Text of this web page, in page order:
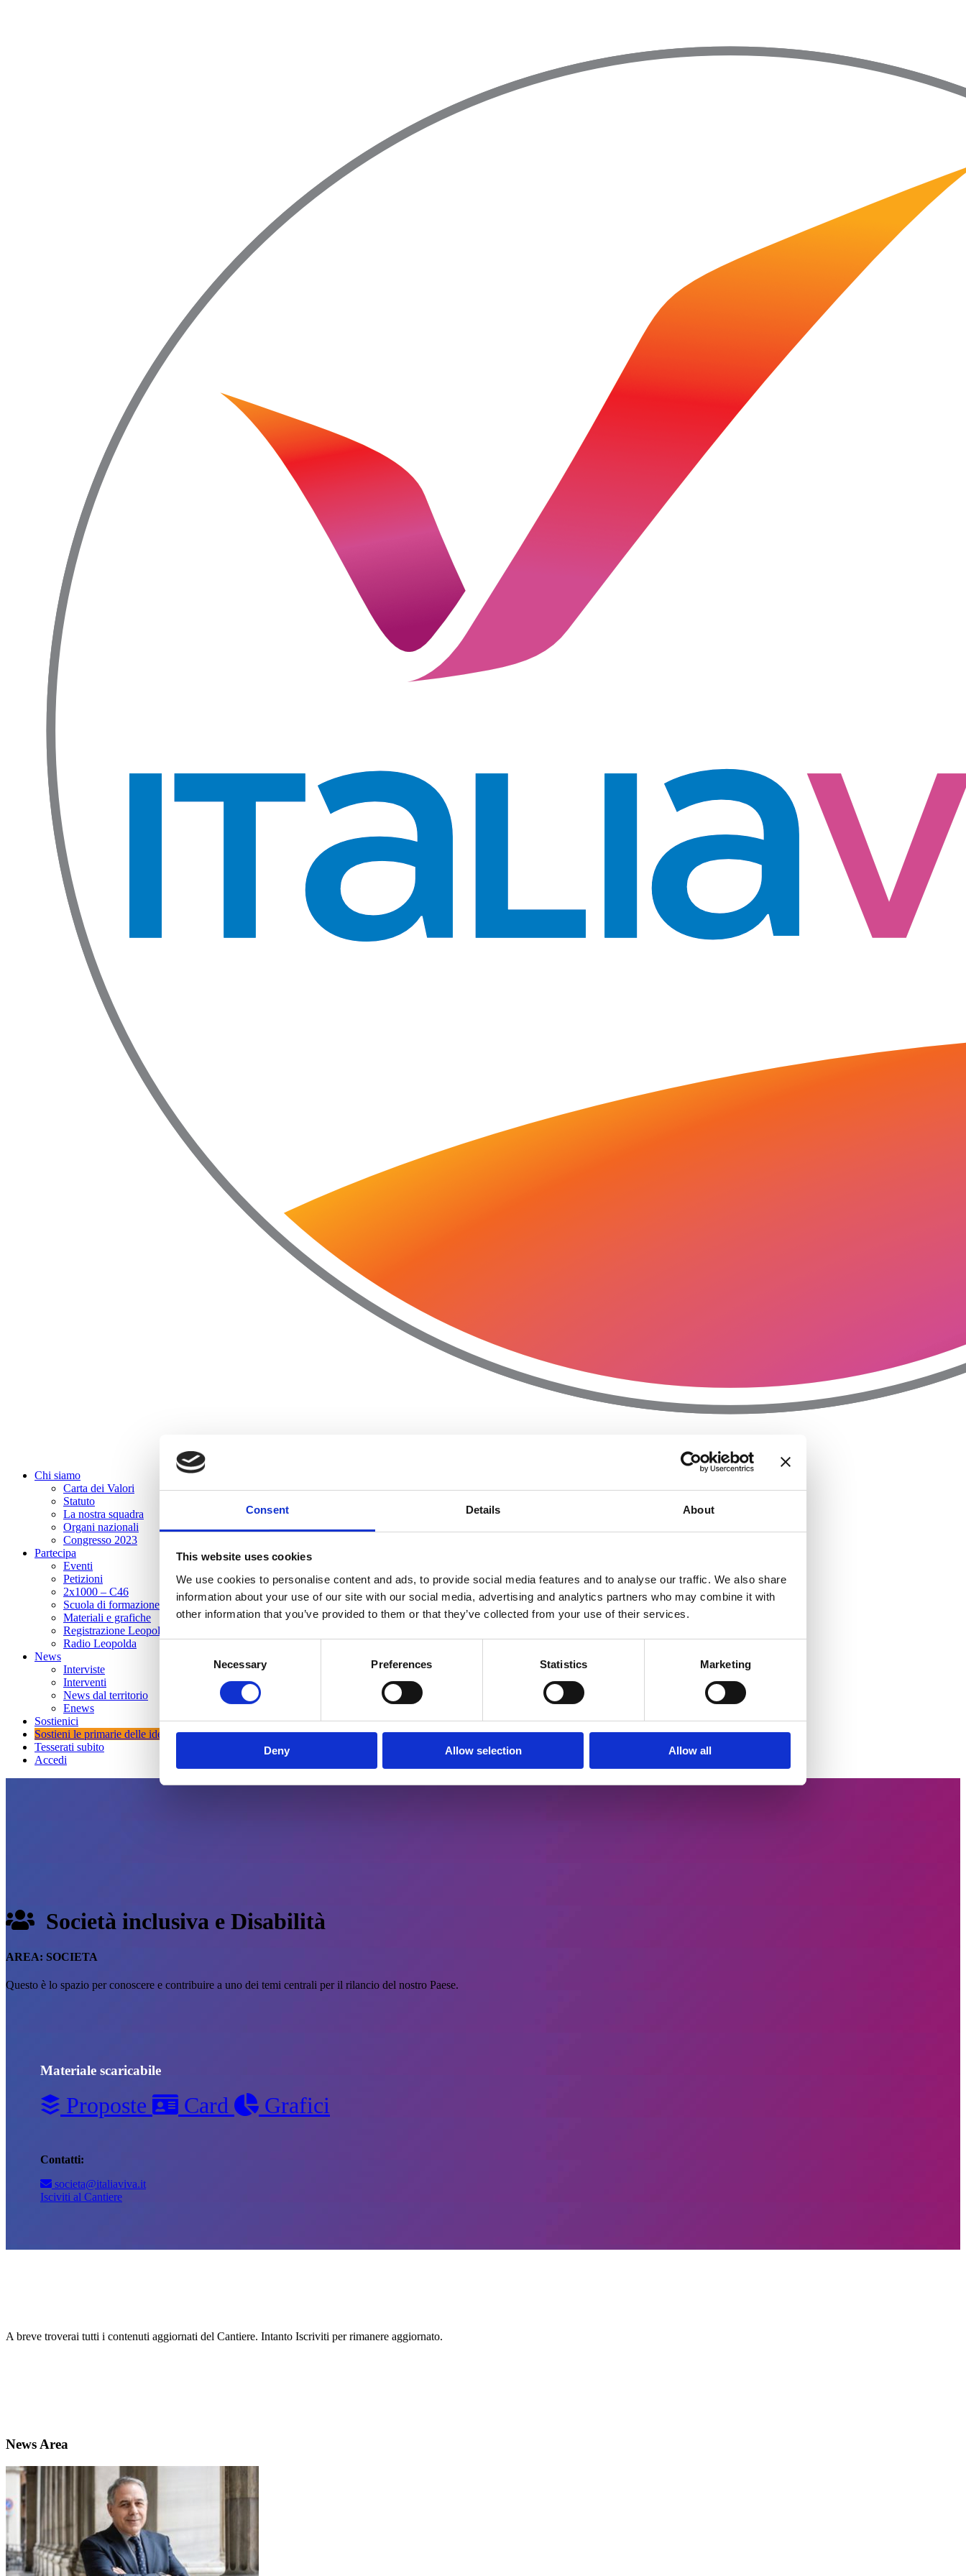
Consent Details About
This website uses cookies
We use cookies to personalise content and ads, to provide social media features and to analyse our traffic. We also share
information about your use of our site with our social media, advertising and analytics partners who may combine it with
other information that you’ve provided to them or that they’ve collected from your use of their services.
Necessary Preferences Statistics Marketing
Deny Allow selection Allow all
Chi siamo
Carta dei Valori
Statuto
La nostra squadra
Organi nazionali
Congresso 2023
Partecipa
Eventi
Petizioni
2x1000 – C46
Scuola di formazione Meritare l’Europa
Materiali e grafiche
Registrazione Leopolda 14 - 2026
Radio Leopolda
News
Interviste
Interventi
News dal territorio
Enews
Sostienici
Sostieni le primarie delle idee
Tesserati subito
Accedi
Società inclusiva e Disabilità
AREA: SOCIETA
Questo è lo spazio per conoscere e contribuire a uno dei temi centrali per il rilancio del nostro Paese.
Materiale scaricabile
Proposte Card Grafici
Contatti:
societa@italiaviva.it
Isciviti al Cantiere
A breve troverai tutti i contenuti aggiornati del Cantiere. Intanto Iscriviti per rimanere aggiornato.
News Area